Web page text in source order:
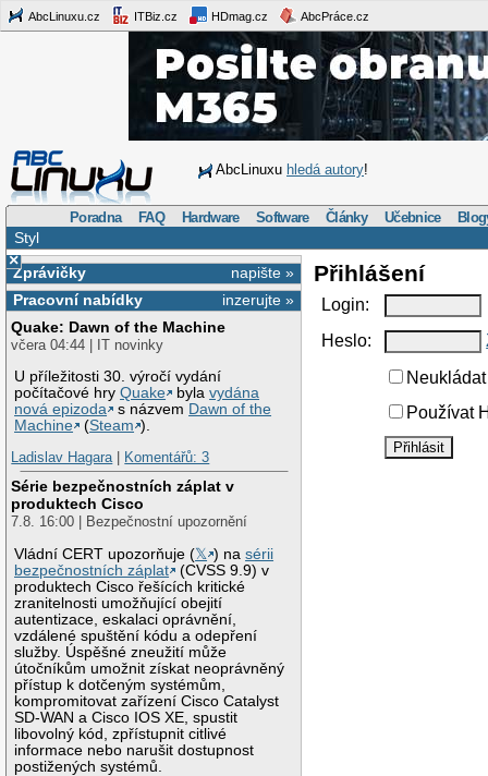
AbcLinuxu.cz ITBiz.cz HDmag.cz AbcPráce.cz
AbcLinuxu hledá autory!
Poradna FAQ Hardware Software Články Učebnice
Styl
×
napište »
Zprávičky
inzerujte »
Pracovní nabídky
Quake: Dawn of the Machine
včera 04:44 | IT novinky
U příležitosti 30. výročí vydání
počítačové hryQuake bylavydána
nová epizoda
s názvem Dawn of the
Machine
(Steam ).
Ladislav Hagara| Komentářů: 3
Série bezpečnostních záplat v
produktech Cisco
7.8. 16:00 | Bezpečnostní upozornění
Vládní CERT upozorňuje (𝕏 ) nasérii
bezpečnostních záplat
(CVSS 9.9) v
produktech Cisco řešících kritické
zranitelnosti umožňující obejití
autentizace, eskalaci oprávnění,
vzdálené spuštění kódu a odepření
služby. Úspěšné zneužití může
útočníkům umožnit získat neoprávněný
přístup k dotčeným systémům,
kompromitovat zařízení Cisco Catalyst
SD-WAN a Cisco IOS XE, spustit
libovolný kód, zpřístupnit citlivé
informace nebo narušit dostupnost
postižených systémů.
Přihlášení
Login:
Heslo:
Používat